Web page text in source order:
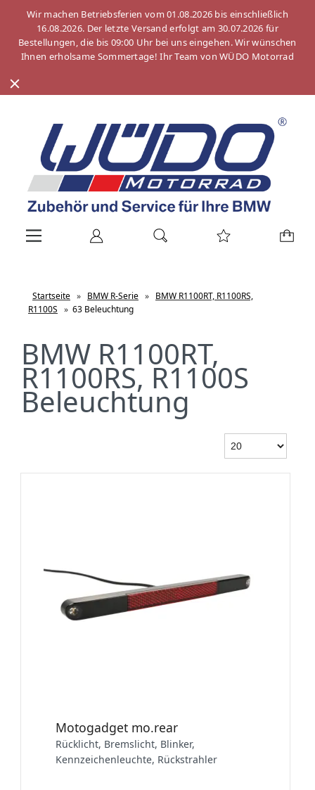
Wir machen Betriebsferien vom 01.08.2026 bis einschließlich
16.08.2026. Der letzte Versand erfolgt am 30.07.2026 für
Bestellungen, die bis 09:00 Uhr bei uns eingehen. Wir wünschen
Ihnen erholsame Sommertage! Ihr Team von WÜDO Motorrad
Startseite » BMW R-Serie » BMW R1100RT, R1100RS,
R1100S » 63 Beleuchtung
BMW R1100RT,
R1100RS, R1100S
Beleuchtung
Motogadget mo.rear
Rücklicht, Bremslicht, Blinker,
Kennzeichenleuchte, Rückstrahler